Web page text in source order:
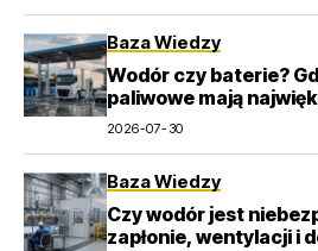
Baza Wiedzy
Wodór czy baterie?
paliwowe mają
transporcie
2026-07-30
Baza Wiedzy
Czy wodór jest
zapłonie, wentylacji i